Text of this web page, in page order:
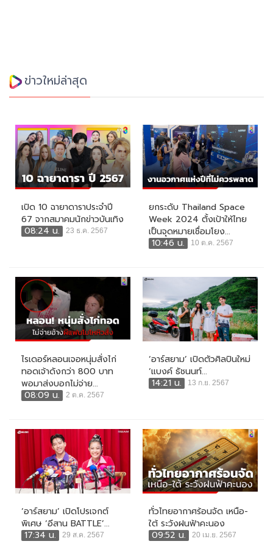
ข่าวใหม่ล่าสุด
เปิด 10 ฉายาดาราประจำปี
67 จากสมาคมนักข่าวบันเทิง
08:24 น.
23 ธ.ค. 2567
ยกระดับ Thailand Space
Week 2024 ตั้งเป้าให้ไทย
เป็นจุดหมายเชื่อมโยง...
10:46 น.
10 ต.ค. 2567
ไรเดอร์หลอนเจอหนุ่มสั่งไก่
ทอดเจ้าดังกว่า 800 บาท
พอมาส่งบอกไม่จ่าย...
08:09 น.
2 ต.ค. 2567
‘อาร์สยาม’ เปิดตัวศิลปินใหม่
‘แบงค์ ธัชนนท์...
14:21 น.
13 ก.ย. 2567
‘อาร์สยาม’ เปิดโปรเจกต์
พิเศษ ‘อีสาน BATTLE’...
17:34 น.
29 ส.ค. 2567
ทั่วไทยอากาศร้อนจัด เหนือ-
ใต้ ระวังฝนฟ้าคะนอง
09:52 น.
20 เม.ย. 2567